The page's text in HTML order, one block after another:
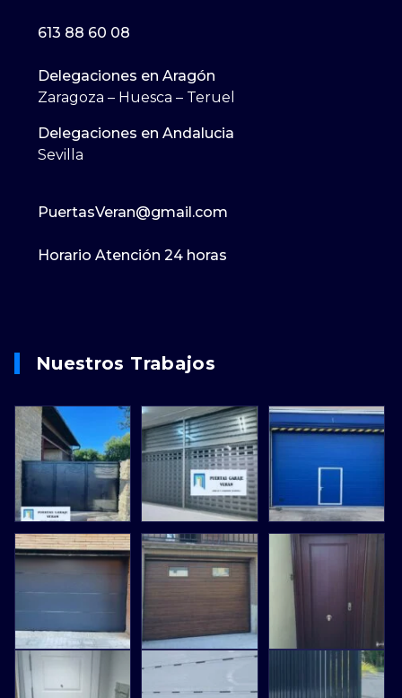
613 88 60 08
Delegaciones en Aragón
Zaragoza – Huesca – Teruel
Delegaciones en Andalucia
Sevilla
PuertasVeran@gmail.com
Horario Atención 24 horas
Nuestros Trabajos